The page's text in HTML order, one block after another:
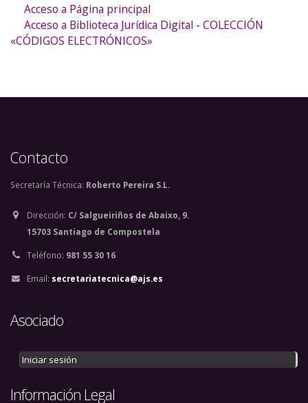
Acceso a Página principal
Acceso a Biblioteca Jurídica Digital - COLECCIÓN
«CÓDIGOS ELECTRÓNICOS»
Contacto
Secretaría Técnica: Roberto Pereira S.L.
Dirección: C/ Salgueiriños de Abaixo, 9.
15703 Santiago de Compostela
Teléfono: 981 55 30 16
Email: secretariatecnica@ajs.es
Asociado
Iniciar sesión
Información Legal